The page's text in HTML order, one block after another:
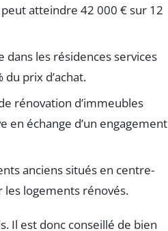
atteindre 42 000 € sur 12
dans les résidences services
prix d’achat.
rénovation d’immeubles
en échange d’un engagement
anciens situés en centre-
les logements rénovés.
Il est donc conseillé de bien